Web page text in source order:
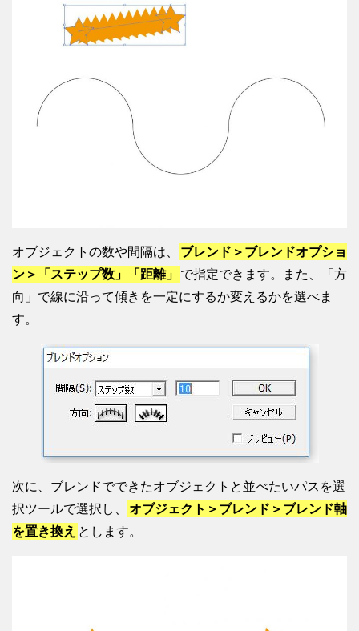
オブジェクトの数や間隔は、
ブレンド＞ブレンドオプショ
ン＞「ステップ数」「距離」
で指定できます。また、「方
向」で線に沿って傾きを一定にするか変えるかを選べま
す。
次に、ブレンドでできたオブジェクトと並べたいパスを選
択ツールで選択し、
オブジェクト＞ブレンド＞ブレンド軸
を置き換え とします。